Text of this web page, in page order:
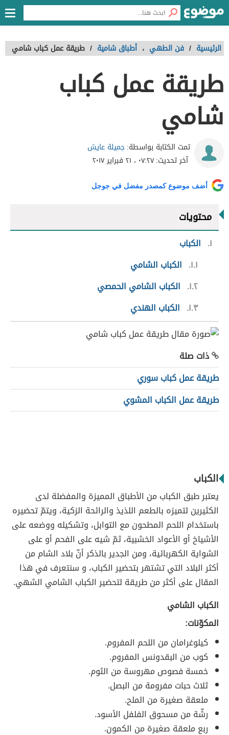
الرئيسية / فن الطهي ، أطباق شامية / طريقة عمل كباب شامي
طريقة عمل كباب
شامي
تمت الكتابة بواسطة:جميلة عايش
آخر تحديث:٠٧:٢٧ ، ٢١ فبراير ٢٠١٧
أضف موضوع كمصدر مفضل في جوجل
محتويات
١
الكباب
١.١
الكباب الشامي
١.٢
الكباب الشامي الحمصي
١.٣
الكباب الهندي
ذات صلة
طريقة عمل كباب سوري
طريقة عمل الكباب المشوي
الكباب
يعتبر طبق الكباب من الأطباق المميزة والمفضلة لدى
الكثيرين لتميزه بالطعم اللذيذ والرائحة الزكية، ويتمّ تحضيره
باستخدام اللحم المطحون مع التوابل، وتشكيله ووضعه على
الأشياخ أو الأعواد الخشبية، ثمّ شيه على الفحم أو على
الشواية الكهربائية، ومن الجدير بالذكر أنّ بلاد الشام من
أكثر البلاد التي تشتهر بتحضير الكباب، و سنتعرف في هذا
المقال على أكثر من طريقة لتحضير الكباب الشامي الشهي.
الكباب الشامي
المكوّنات:
كيلوغرامان من اللحم المفروم.
كوب من البقدونس المفروم.
خمسة فصوص مهروسة من الثوم.
ثلاث حبات مفرومة من البصل.
ملعقة صغيرة من الملح.
رشّة من مسحوق الفلفل الأسود.
ربع ملعقة صغيرة من الكمون.